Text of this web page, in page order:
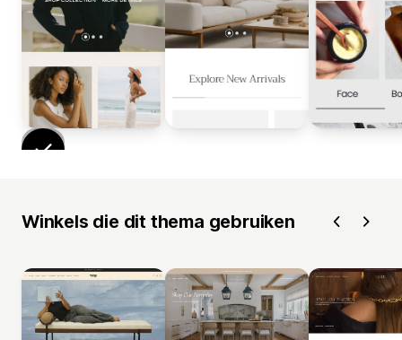
Winkels die dit thema gebruiken